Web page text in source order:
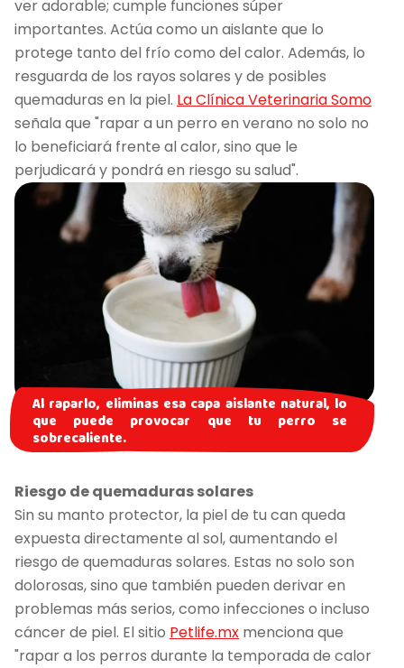
ver adorable; cumple funciones súper
importantes. Actúa como un aislante que lo
protege tanto del frío como del calor. Además, lo
resguarda de los rayos solares y de posibles
quemaduras en la piel. La Clínica Veterinaria Somo
señala que "rapar a un perro en verano no solo no
lo beneficiará frente al calor, sino que le
perjudicará y pondrá en riesgo su salud".
Al raparlo, eliminas esa capa aislante natural, lo
que puede provocar que tu perro se
sobrecaliente.
Riesgo de quemaduras solares
Sin su manto protector, la piel de tu can queda
expuesta directamente al sol, aumentando el
riesgo de quemaduras solares. Estas no solo son
dolorosas, sino que también pueden derivar en
problemas más serios, como infecciones o incluso
cáncer de piel. El sitio Petlife.mx menciona que
"rapar a los perros durante la temporada de calor